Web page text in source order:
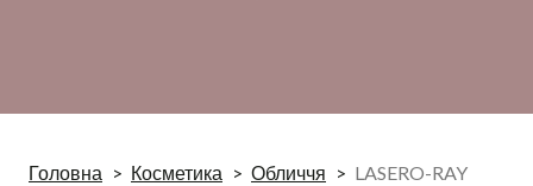
Головна Косметика Обличчя
LASERO-RAY